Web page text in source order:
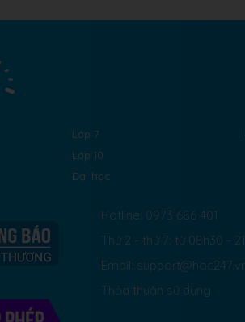
Lớp 7
Lớp 10
Đại học
Hotline: 0973 686 401
Thứ 2 - thứ 7: từ 08h30 -
Email:
Thỏa thuận sử dụng